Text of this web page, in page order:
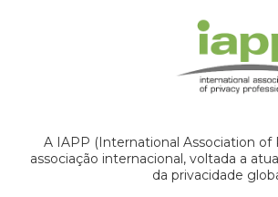
A IAPP (International Association of
associação internacional, voltada a
da privacidade